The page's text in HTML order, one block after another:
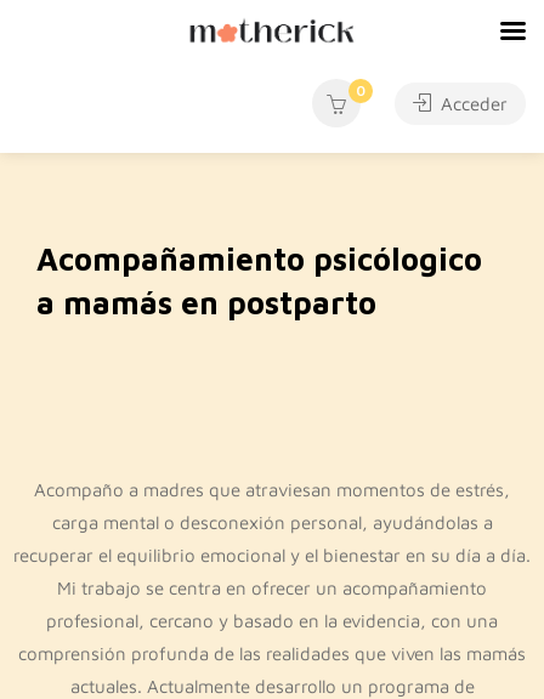
0
Acceder
Acompañamiento psicólogico
a mamás en postparto
Acompaño a madres que atraviesan momentos de estrés,
carga mental o desconexión personal, ayudándolas a
recuperar el equilibrio emocional y el bienestar en su día a día.
Mi trabajo se centra en ofrecer un acompañamiento
profesional, cercano y basado en la evidencia, con una
comprensión profunda de las realidades que viven las mamás
actuales. Actualmente desarrollo un programa de